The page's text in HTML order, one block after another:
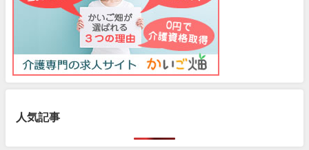
人気記事